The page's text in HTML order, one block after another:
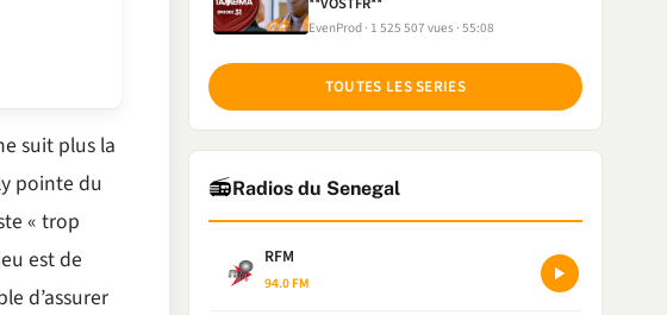
suit plus la
pointe du
« trop
est de
d’assurer
EvenProd 1 525 507 vues 55:08
TOUTES LES SERIES
📻Radios du Senegal
RFM
94.0 FM